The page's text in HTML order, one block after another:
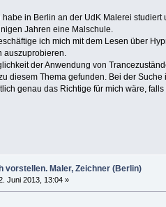
habe in Berlin an der UdK Malerei
Jahren eine Malschule.
ich mich mit dem Lesen über
auszuprobieren.
der Anwendung von
diesem Thema gefunden. Bei der
genau das Richtige für mich wäre,
vorstellen. Maler, Zeichner (Berlin)
Juni 2013, 13:04 »